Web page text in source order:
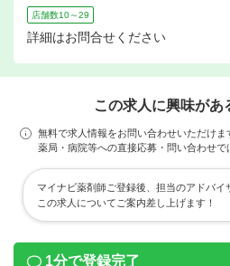
店舗数10～29
詳細はお問合せください
この求人に興味があ
無料で求人情報をお問い合わせいただけま
薬局・病院等への直接応募・問い合わせで
マイナビ薬剤師ご登録後、担当のアドバイ
この求人についてご案内差し上げます！
1分で登録完了